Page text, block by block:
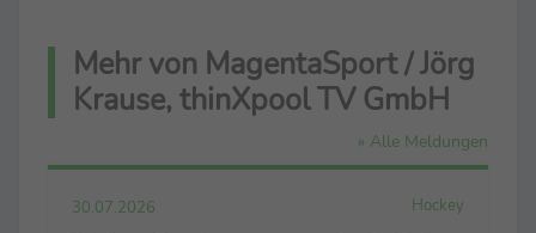
Mehr von MagentaSport / Jörg
Krause, thinXpool TV GmbH
» Alle Meldungen
30.07.2026 Hockey